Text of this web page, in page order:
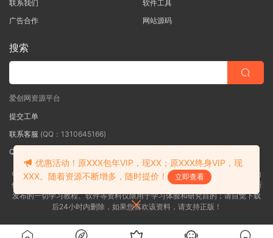
联系我们
广告合作
软件工具
网站源码
搜索
爱创网资源平台
提交工单
联系客服 (QQ：1310645166)
QQ群
©2018-2026爱创网网内容全部来自网络，版权争议与本站无关，如果您认为
侵犯了您的合法权益,请联系我们删除，并向所有持版权者致最深歉意！本站所
发布的一切学习教程、软件等资料仅限用于学习体验和研究目的；请自觉下载
后24小时内删除，如果您喜欢该资料，请支持正版！
优惠活动！原XXX包年VIP，现XX；原XXX终身VIP，现
XXX。随着资源不断增多，随时提价！
立即查看